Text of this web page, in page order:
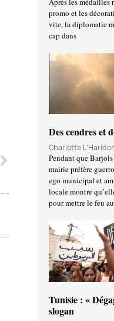
promo et les
vite, la diplomatie
cap dans
Des cendres et
Charlotte
Pendant que
mairie préfère
ego municipal et
locale montre
pour mettre le feu
Tunisie : «
slogan